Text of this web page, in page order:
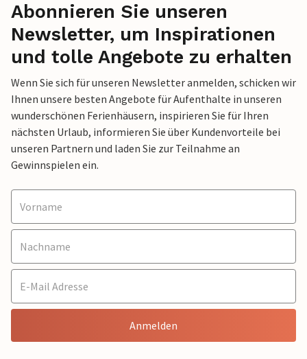
Abonnieren Sie unseren
Newsletter, um Inspirationen
und tolle Angebote zu erhalten
Wenn Sie sich für unseren Newsletter anmelden, schicken wir
Ihnen unsere besten Angebote für Aufenthalte in unseren
wunderschönen Ferienhäusern, inspirieren Sie für Ihren
nächsten Urlaub, informieren Sie über Kundenvorteile bei
unseren Partnern und laden Sie zur Teilnahme an
Gewinnspielen ein.
Anmelden